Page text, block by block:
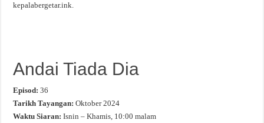
kepalabergetar.ink.
Andai Tiada Dia
Episod: 36
Tarikh Tayangan: Oktober 2024
Waktu Siaran: Isnin – Khamis, 10:00 malam